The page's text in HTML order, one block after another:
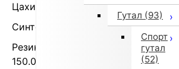
Гутал (93)
Спорт
гутал
(52)
Цахилгаан товч
Синтетик арьс
Резин
150.0 г